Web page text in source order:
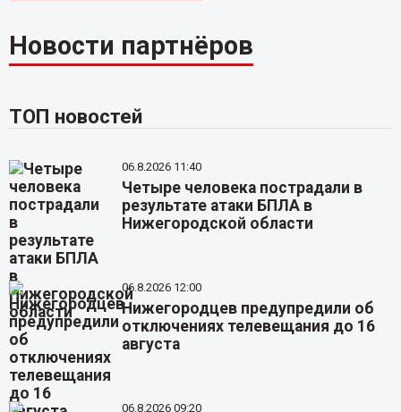
Новости партнёров
ТОП новостей
06.8.2026 11:40
Четыре человека пострадали в
результате атаки БПЛА в
Нижегородской области
06.8.2026 12:00
Нижегородцев предупредили об
отключениях телевещания до 16
августа
06.8.2026 09:20